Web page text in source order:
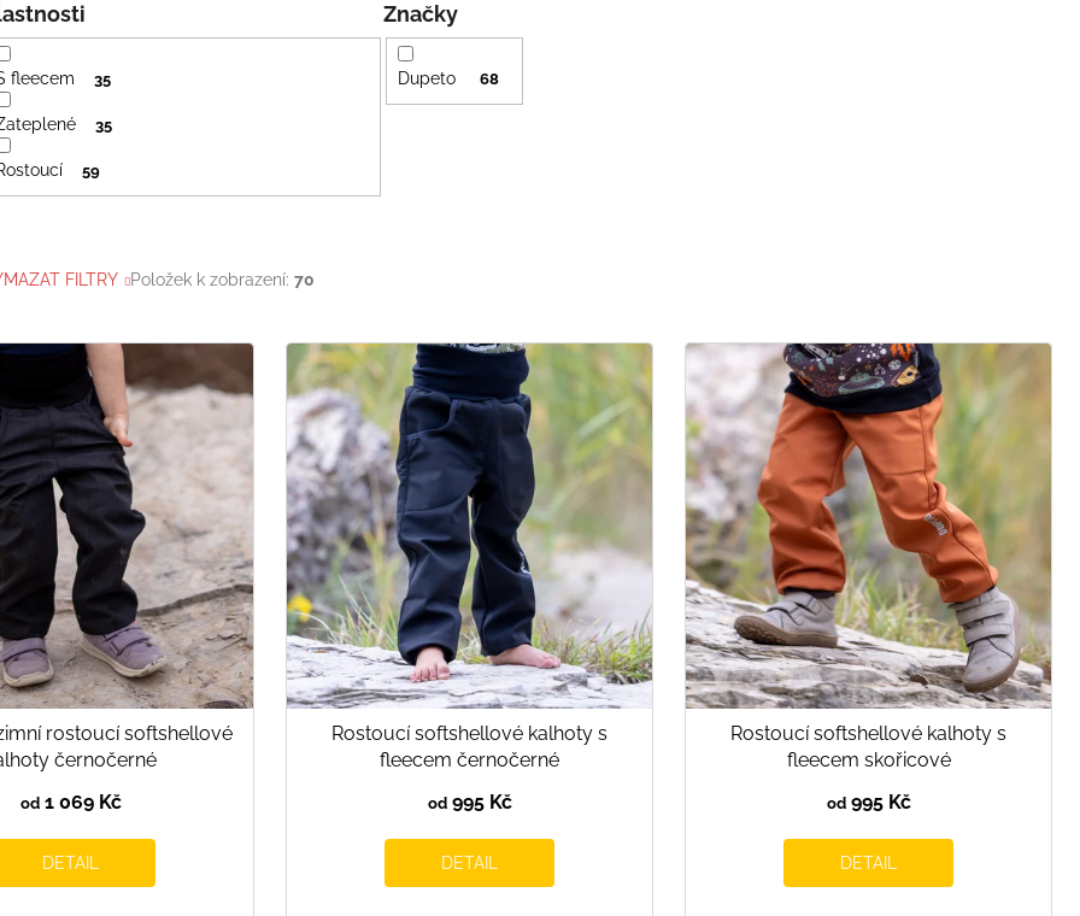
Značky
Dupeto 68
fleecem 35
35
59
FILTRY Položek k zobrazení: 70
rostoucí softshellové
černočerné
od1 069 Kč
DETAIL
Rostoucí softshellové kalhoty s
fleecem černočerné
od995 Kč
DETAIL
Rostoucí softshellové kalhoty s
fleecem skořicové
od995 Kč
DETAIL